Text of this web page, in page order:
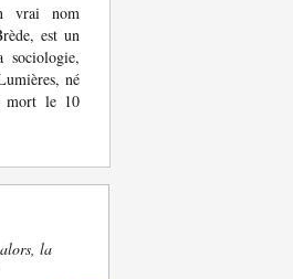
vrai nom
est un
sociologie,
né
mort le 10
la